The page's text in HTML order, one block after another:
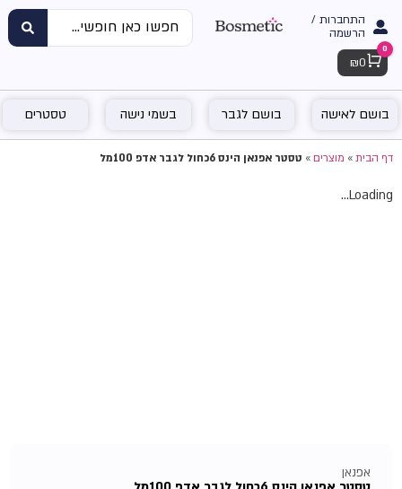
התחברות /
הרשמה
Cart
0
₪ 0
בושם לאישה בושם לגבר בשמי נישה טסטרים
דף הבית»מוצרים»טסטר אפנאן הינס 6כחול לגבר אדפ 100מל
Loading...
אפנאן